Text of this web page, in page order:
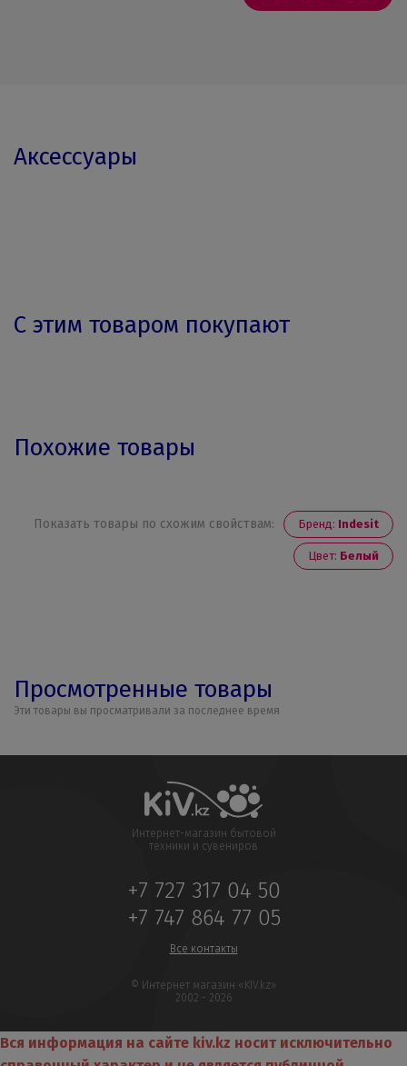
Аксессуары
С этим товаром покупают
Похожие товары
Показать товары по схожим свойствам: Бренд: Indesit
Цвет: Белый
Просмотренные товары
Эти товары вы просматривали за последнее время
Интернет-магазин бытовой
техники и сувениров
+7 727 317 04 50
+7 747 864 77 05
Все контакты
© Интернет магазин «KIV.kz»
2002 - 2026
Вся информация на сайте kiv.kz носит исключительно